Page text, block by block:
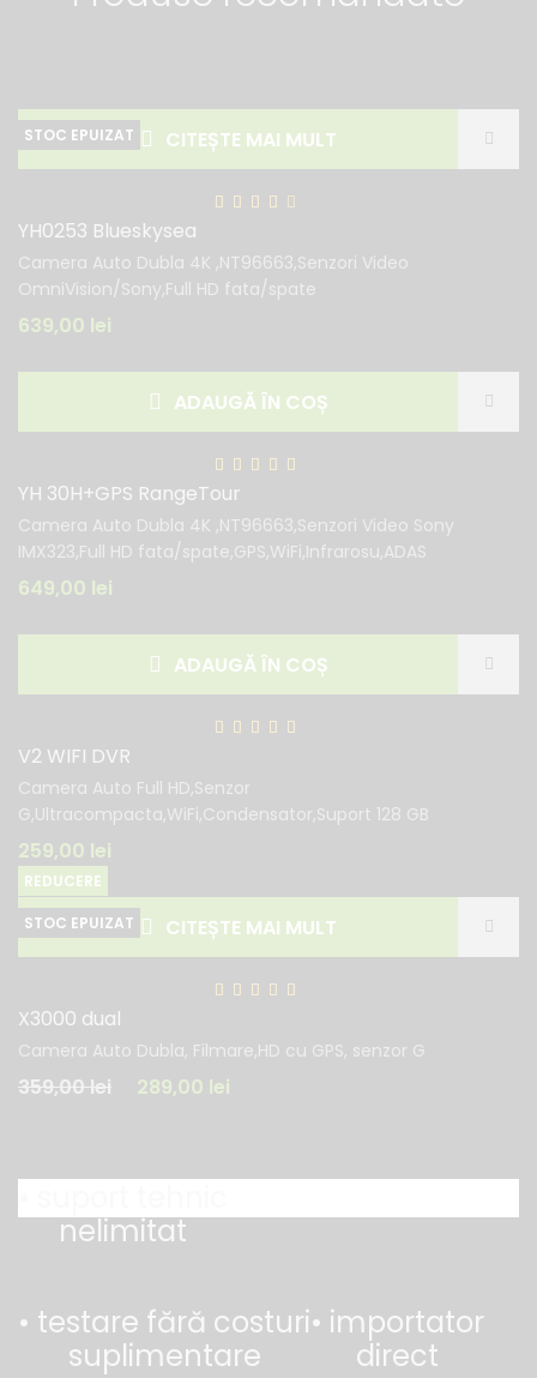
CITEȘTE MAI MULT
YH0253 Blueskysea
Camera Auto Dubla 4K ,NT96663,Senzori Video
OmniVision/Sony,Full HD fata/spate
639,00 lei
ADAUGĂ ÎN COȘ
YH 30H+GPS RangeTour
Camera Auto Dubla 4K ,NT96663,Senzori Video Sony
IMX323,Full HD fata/spate,GPS,WiFi,Infrarosu,ADAS
649,00 lei
ADAUGĂ ÎN COȘ
V2 WIFI DVR
Camera Auto Full HD,Senzor
G,Ultracompacta,WiFi,Condensator,Suport 128 GB
259,00 lei
REDUCERE
CITEȘTE MAI MULT
X3000 dual
Camera Auto Dubla, Filmare,HD cu GPS, senzor G
359,00lei 289,00 lei
nelimitat
• testare fără costuri
suplimentare
• importator
direct